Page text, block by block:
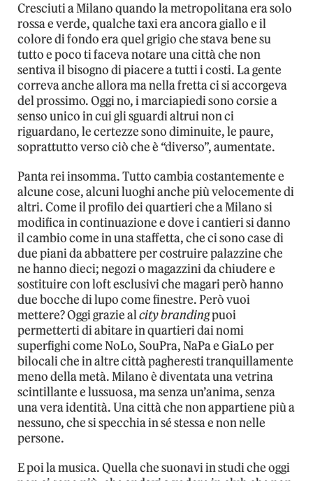
Cresciuti a Milano quando la metropolitana era solo
rossa e verde, qualche taxi era ancora giallo e il
colore di fondo era quel grigio che stava bene su
tutto e poco ti faceva notare una città che non
sentiva il bisogno di piacere a tutti i costi. La gente
correva anche allora ma nella fretta ci si accorgeva
del prossimo. Oggi no, i marciapiedi sono corsie a
senso unico in cui gli sguardi altrui non ci
riguardano, le certezze sono diminuite, le paure,
soprattutto verso ciò che è “diverso”, aumentate.
Panta rei insomma. Tutto cambia costantemente e
alcune cose, alcuni luoghi anche più velocemente di
altri. Come il profilo dei quartieri che a Milano si
modifica in continuazione e dove i cantieri si danno
il cambio come in una staffetta, che ci sono case di
due piani da abbattere per costruire palazzine che
ne hanno dieci; negozi o magazzini da chiudere e
sostituire con loft esclusivi che magari però hanno
due bocche di lupo come finestre. Però vuoi
mettere? Oggi grazie alcity brandingpuoi
permetterti di abitare in quartieri dai nomi
superfighi come NoLo, SouPra, NaPa e GiaLo per
bilocali che in altre città pagheresti tranquillamente
meno della metà. Milano è diventata una vetrina
scintillante e lussuosa, ma senza un’anima, senza
una vera identità. Una città che non appartiene più a
nessuno, che si specchia in sé stessa e non nelle
persone.
E poi la musica. Quella che suonavi in studi che oggi